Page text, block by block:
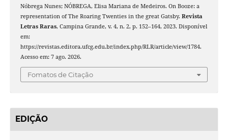
Nóbrega Nunes; NÓBREGA, Elisa Mariana de Medeiros. On Booze: a
representation of The Roaring Twenties in the great Gatsby. Revista
Letras Raras, Campina Grande, v. 4, n. 2, p. 152–164, 2023. Disponível
em:
https://revistas.editora.ufcg.edu.br/index.php/RLR/article/view/1784.
Acesso em: 7 ago. 2026.
Fomatos de Citação
EDIÇÃO